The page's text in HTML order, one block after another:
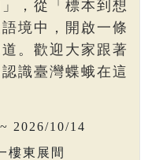
，從「標本到想
境中，開啟一條
。歡迎大家跟著
識臺灣蝶蛾在這
2026/10/14
樓東展間